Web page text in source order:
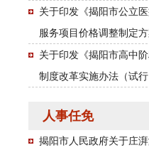
关于印发《揭阳市公立
服务项目价格调整制定
关于印发《揭阳市高中
制度改革实施办法（试
人事任免
揭阳市人民政府关于庄